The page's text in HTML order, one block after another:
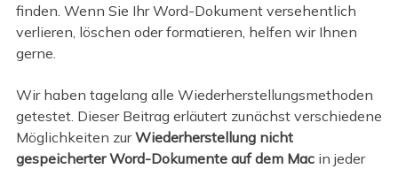
finden. Wenn Sie Ihr Word-Dokument versehentlich
verlieren, löschen oder formatieren, helfen wir Ihnen
gerne.
Wir haben tagelang alle Wiederherstellungsmethoden
getestet. Dieser Beitrag erläutert zunächst verschiedene
Möglichkeiten zurWiederherstellung nicht
gespeicherter Word-Dokumente auf dem Macin jeder